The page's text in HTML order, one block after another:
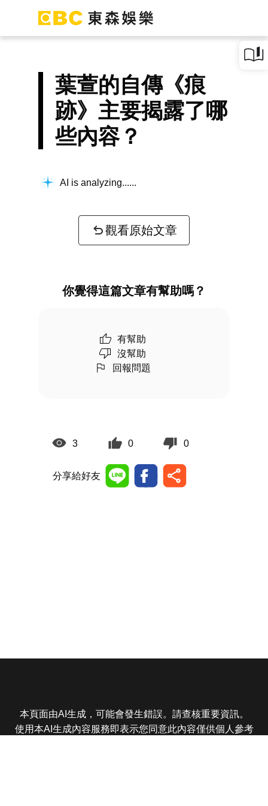
葉萱的自傳《痕
跡》主要揭露了哪
些內容？
AI is analyzing...
觀看原始文章
你覺得這篇文章有幫助嗎？
有幫助
沒幫助
回報問題
3 0 0
分享給好友
本頁面由AI生成，可能會發生錯誤。請查核重要資訊。
使用本AI生成內容服務即表示您同意此內容僅供個人參考